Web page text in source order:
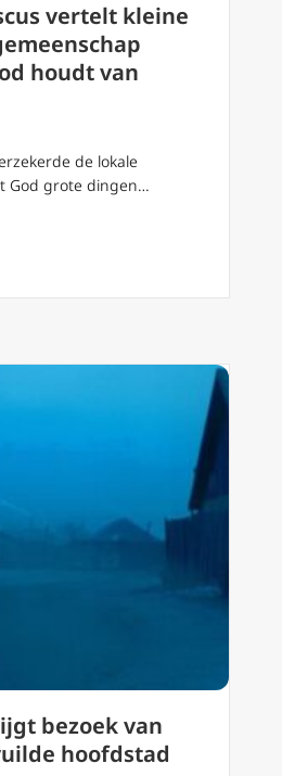
vertelt kleine
houdt van
de lokale
God grote dingen…
Franciscus vertelt kleine
bezoek van
hoofdstad